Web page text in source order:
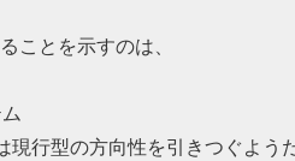
ことを示すのは、
行型の方向性を引きつぐようだ